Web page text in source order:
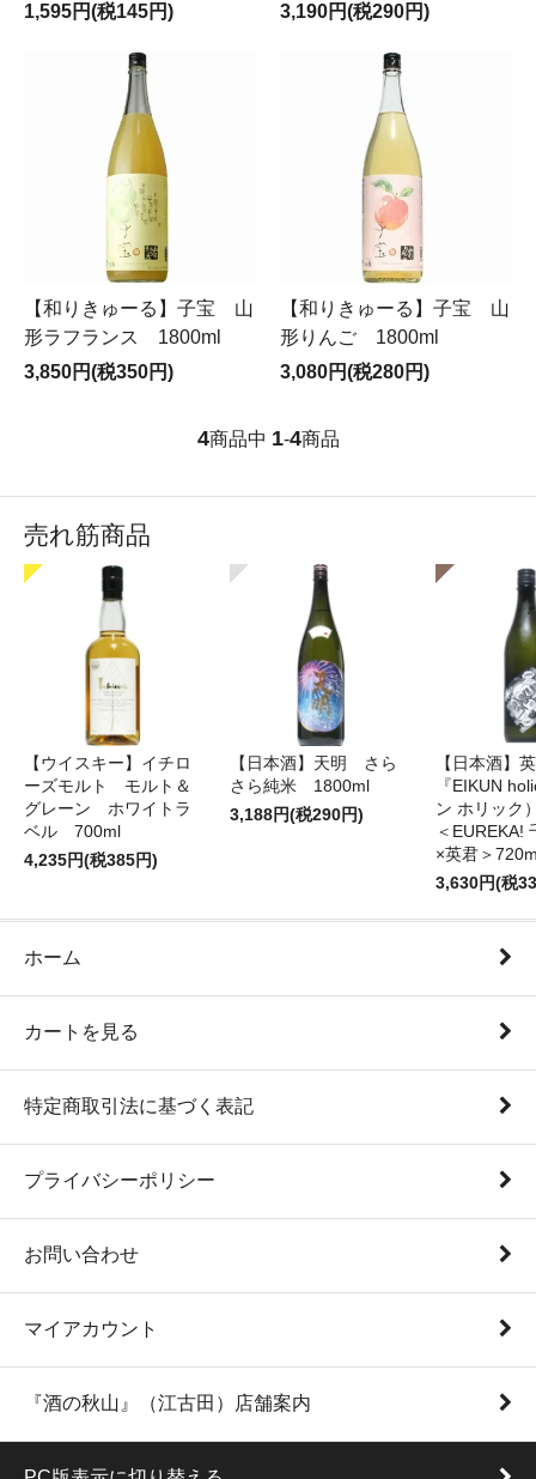
1,595円(税145円)
3,190円(税290円)
【和りきゅーる】子宝 山
形ラフランス 1800ml
3,850円(税350円)
【和りきゅーる】子宝 山
形りんご 1800ml
3,080円(税280円)
4商品中 1-4商品
売れ筋商品
【ウイスキー】イチロ
ーズモルト モルト＆
グレーン ホワイトラ
ベル 700ml
4,235円(税385円)
【日本酒】天明 さら
さら純米 1800ml
3,188円(税290円)
【日本酒】
『EIKUN
ン ホリッ
＜EUREKA!
×英君＞
3,630円(税
ホーム
カートを見る
特定商取引法に基づく表記
プライバシーポリシー
お問い合わせ
マイアカウント
『酒の秋山』（江古田）店舗案内